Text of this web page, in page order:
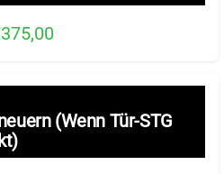
(Wenn Tür-STG